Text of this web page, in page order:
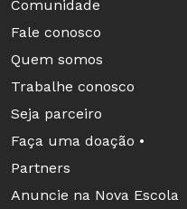
Comunidade
Fale conosco
Quem somos
Trabalhe conosco
Seja parceiro
Faça uma doação •
Partners
Anuncie na Nova Escola